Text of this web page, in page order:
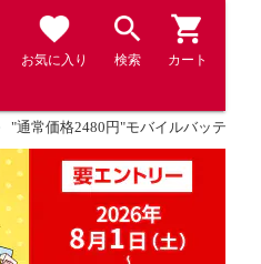
お気に入り 検索 カート
"通常価格2480円"モバイルバッテリー